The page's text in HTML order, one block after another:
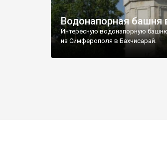
Водонапорная башня
Интересную водонапорную
из Симферополя в Бахчисарай.